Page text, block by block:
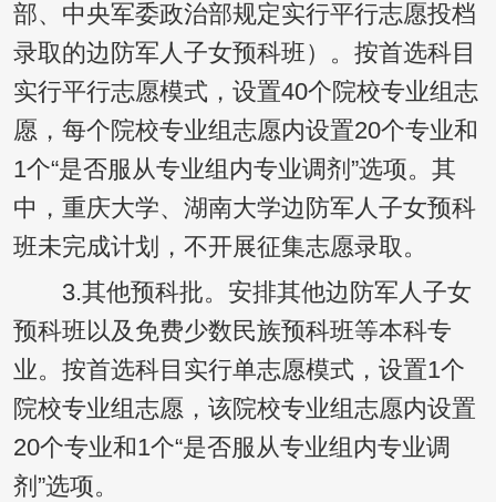
部、中央军委政治部规定实行平行志愿投档
录取的边防军人子女预科班）。按首选科目
实行平行志愿模式，设置40个院校专业组志
愿，每个院校专业组志愿内设置20个专业和
1个“是否服从专业组内专业调剂”选项。其
中，重庆大学、湖南大学边防军人子女预科
班未完成计划，不开展征集志愿录取。
3.其他预科批。安排其他边防军人子女
预科班以及免费少数民族预科班等本科专
业。按首选科目实行单志愿模式，设置1个
院校专业组志愿，该院校专业组志愿内设置
20个专业和1个“是否服从专业组内专业调
剂”选项。